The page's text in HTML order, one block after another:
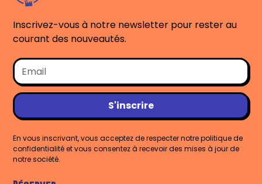
Inscrivez-vous à notre newsletter pour rester au
courant des nouveautés.
En vous inscrivant, vous acceptez de respecter notre politique de
confidentialité et vous consentez à recevoir des mises à jour de
notre société.